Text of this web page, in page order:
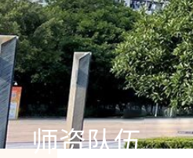
师资队伍